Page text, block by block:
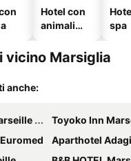
Hotel con
animali
spa
vicino Marsiglia
anche:
La Joliette
Toyoko Inn Marseille
Aparthotel Adagio Access